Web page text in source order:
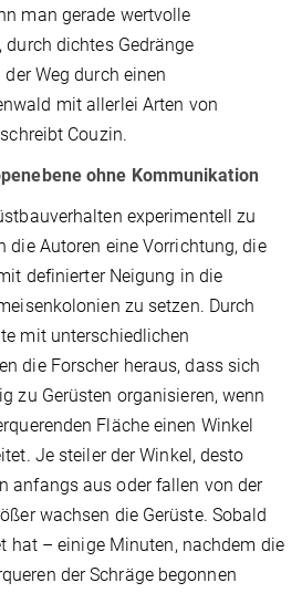
man gerade wertvolle
durch dichtes Gedränge
Weg durch einen
mit allerlei Arten von
Couzin.
ohne Kommunikation
experimentell zu
die Autoren eine Vorrichtung, die
definierter Neigung in die
zu setzen. Durch
mit unterschiedlichen
die Forscher heraus, dass sich
zu Gerüsten organisieren, wenn
Fläche einen Winkel
Je steiler der Winkel, desto
anfangs aus oder fallen von der
wachsen die Gerüste. Sobald
hat – einige Minuten, nachdem die
der Schräge begonnen